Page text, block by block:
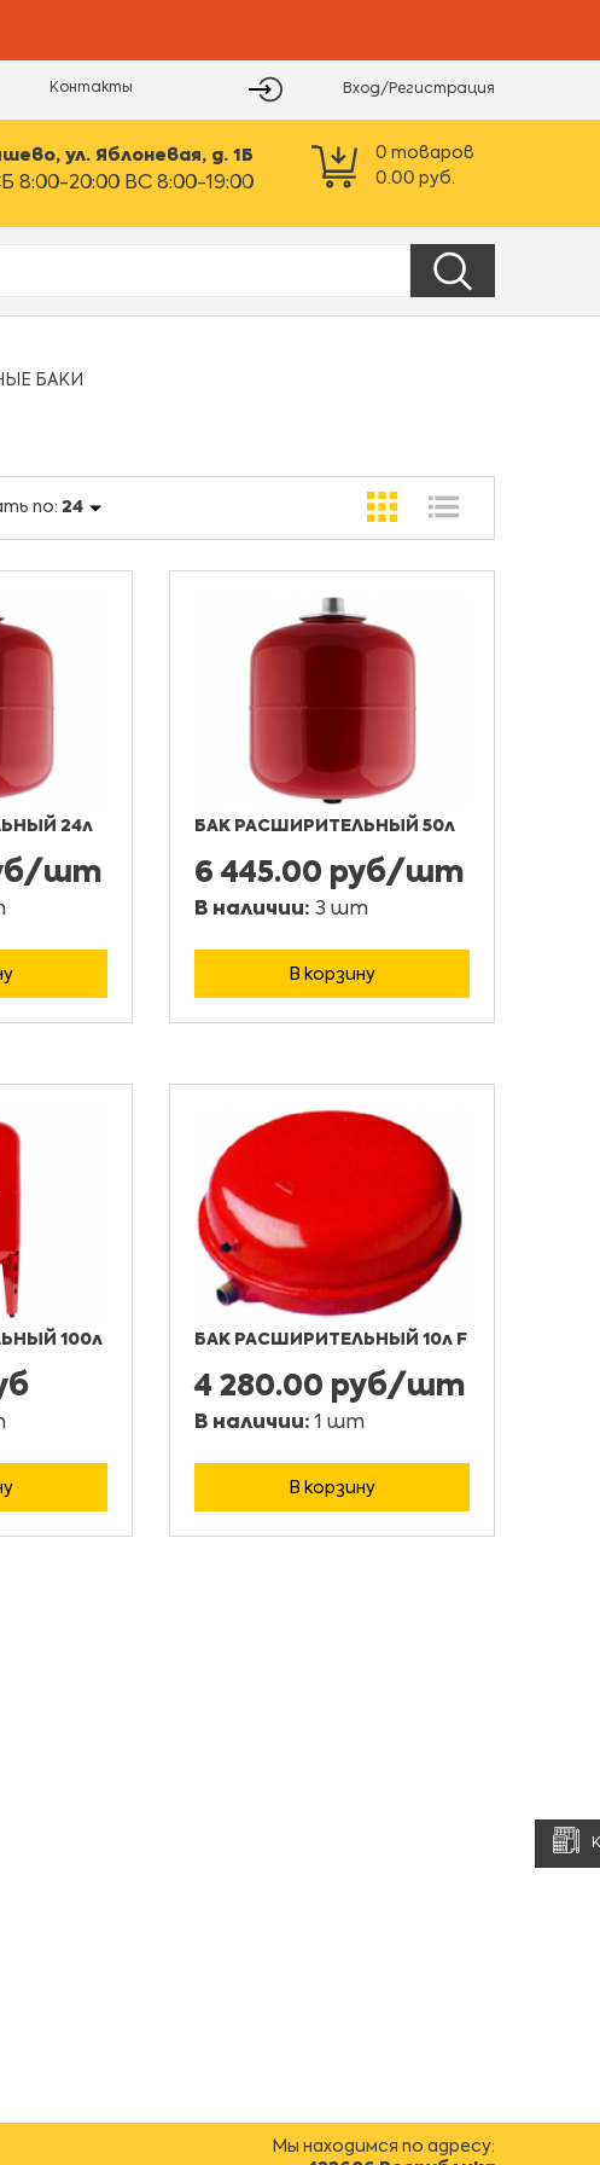
Контакты Вход/Регистрация
ул. Яблоневая, д. 1Б
8:00-20:00 ВС 8:00-19:00
0 товаров
0.00 руб.
БАКИ
по: 24
24л
шт
БАК РАСШИРИТЕЛЬНЫЙ 50л
6 445.00 руб/шт
В наличии: 3 шт
В корзину
100л БАК РАСШИРИТЕЛЬНЫЙ 10л F
4 280.00 руб/шт
В наличии: 1 шт
В корзину
Мы находимся по адресу: